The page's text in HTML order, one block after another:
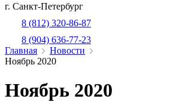
г. Санкт-Петербург
8 (812) 320-86-87
8 (904) 636-77-23
Главная
Новости
Ноябрь 2020
Ноябрь 2020